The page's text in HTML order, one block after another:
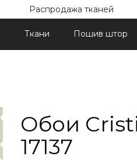
Распродажа тканей
Ткани Пошив штор
Обои
17137